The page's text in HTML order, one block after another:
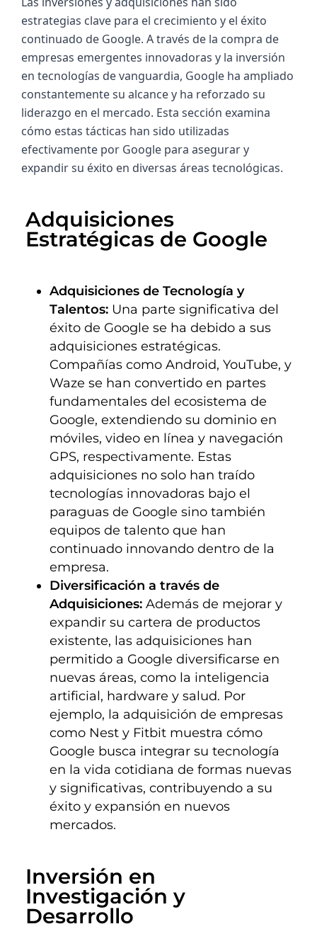
estrategias clave para el crecimiento y el éxito
continuado de Google. A través de la compra de
empresas emergentes innovadoras y la inversión
en tecnologías de vanguardia, Google ha ampliado
constantemente su alcance y ha reforzado su
liderazgo en el mercado. Esta sección examina
cómo estas tácticas han sido utilizadas
efectivamente por Google para asegurar y
expandir su éxito en diversas áreas tecnológicas.
Adquisiciones
Estratégicas de Google
Adquisiciones de Tecnología y
Talentos: Una parte significativa del
éxito de Google se ha debido a sus
adquisiciones estratégicas.
Compañías como Android, YouTube, y
Waze se han convertido en partes
fundamentales del ecosistema de
Google, extendiendo su dominio en
móviles, video en línea y navegación
GPS, respectivamente. Estas
adquisiciones no solo han traído
tecnologías innovadoras bajo el
paraguas de Google sino también
equipos de talento que han
continuado innovando dentro de la
empresa.
Diversificación a través de
Adquisiciones: Además de mejorar y
expandir su cartera de productos
existente, las adquisiciones han
permitido a Google diversificarse en
nuevas áreas, como la inteligencia
artificial, hardware y salud. Por
ejemplo, la adquisición de empresas
como Nest y Fitbit muestra cómo
Google busca integrar su tecnología
en la vida cotidiana de formas nuevas
y significativas, contribuyendo a su
éxito y expansión en nuevos
mercados.
Inversión en
Investigación y
Desarrollo